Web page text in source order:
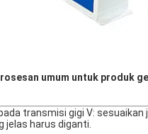
umum untuk produk
transmisi gigi V:
jelas harus diganti.